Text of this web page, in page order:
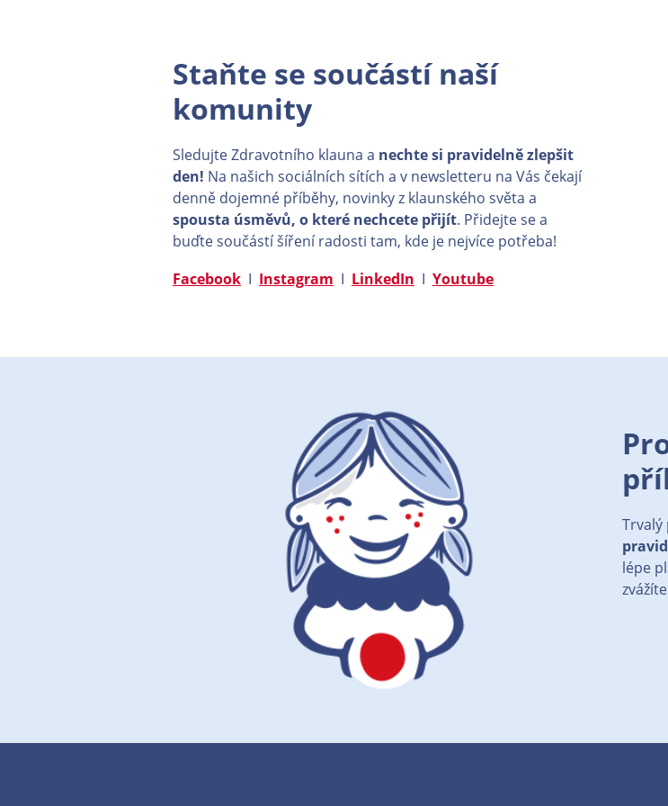
Staňte se součástí naší
komunity
Sledujte Zdravotního klauna a nechte si pravidelně zlepšit
den! Na našich sociálních sítích a v newsletteru na Vás čekají
denně dojemné příběhy, novinky z klaunského světa a
spousta úsměvů, o které nechcete přijít. Přidejte se a
buďte součástí šíření radosti tam, kde je nejvíce potřeba!
Facebook I Instagram I LinkedIn I Youtube
Trvalý
lépe